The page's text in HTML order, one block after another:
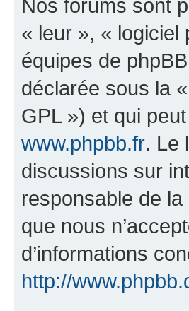
Nos forums sont
« leur », « logiciel
équipes de
déclarée sous la «
GPL ») et qui
www.phpbb.fr. Le
discussions sur
responsable de
que nous
d’informations
http://